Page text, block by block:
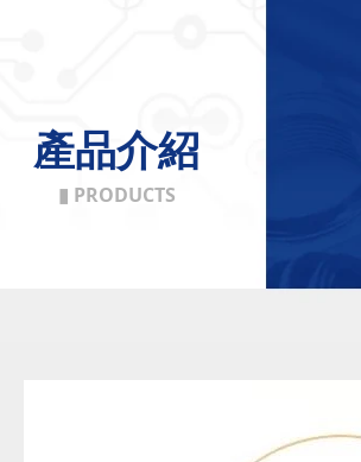
產品介紹
▮ PRODUCTS